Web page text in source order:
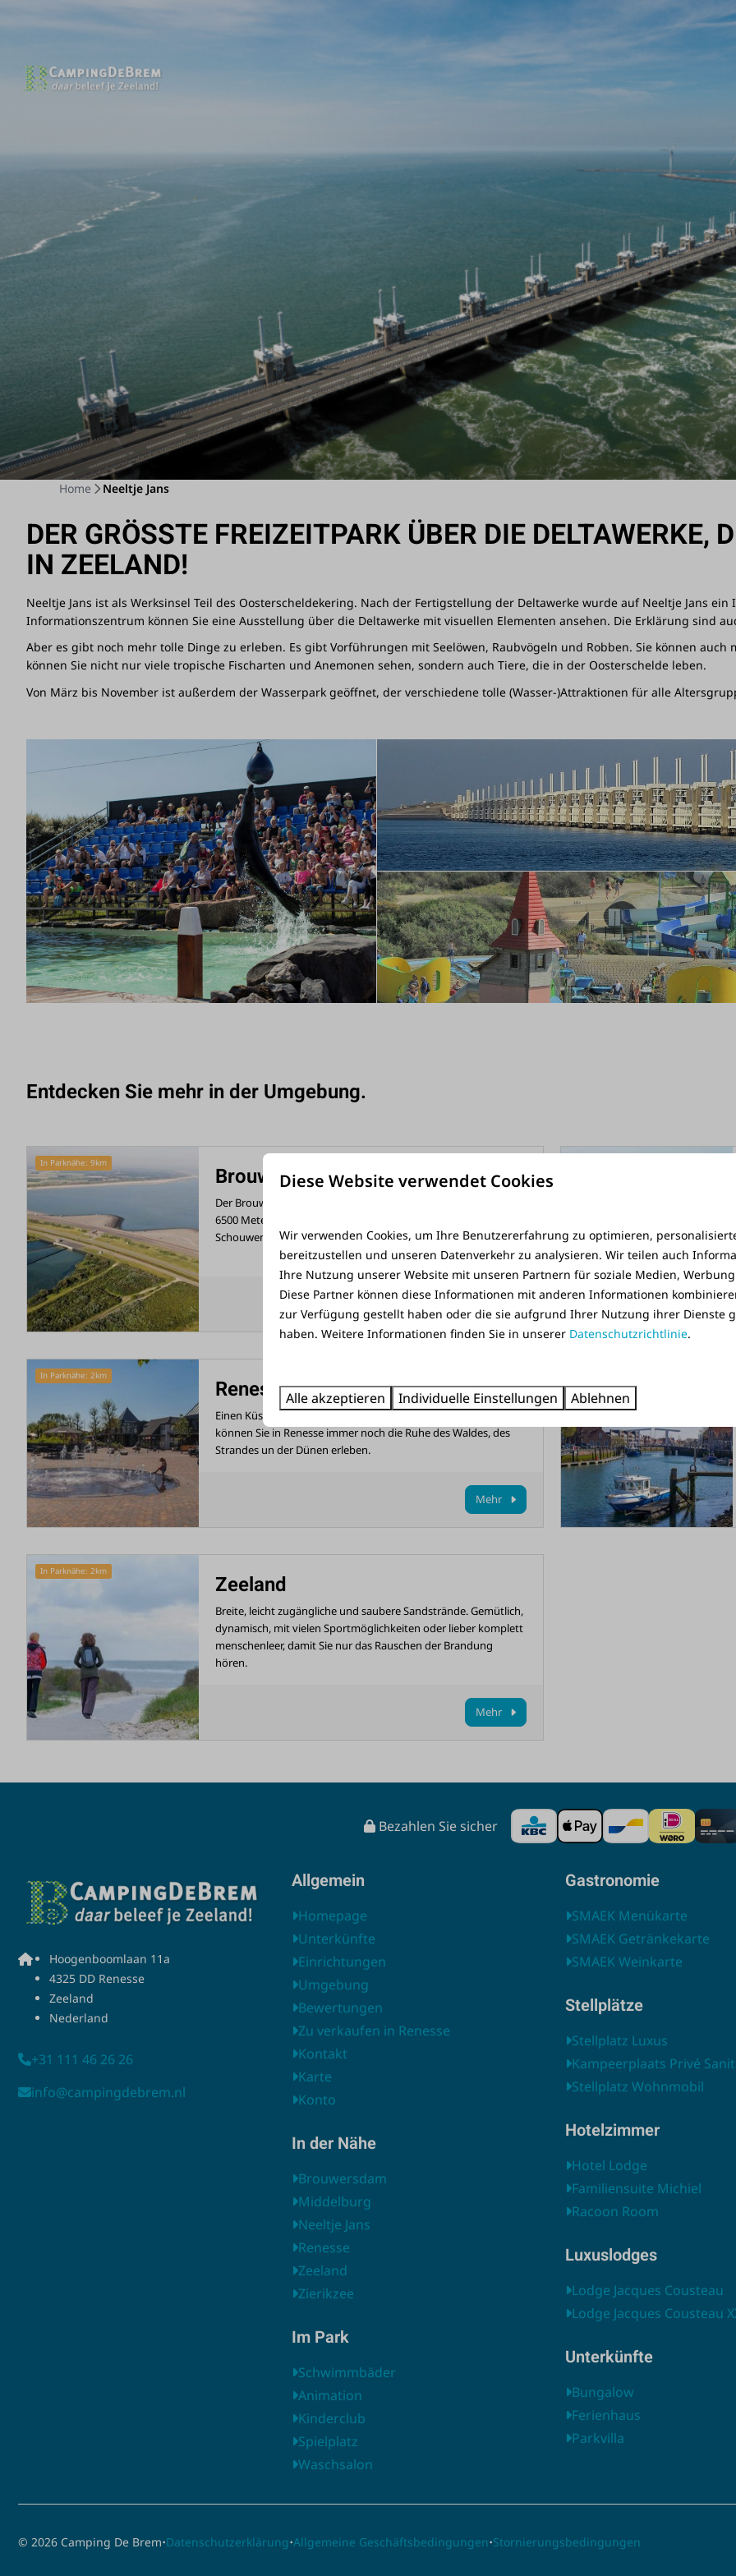
Home Neeltje Jans
DER GRÖSSTE FREIZEITPARK ÜBER DIE DELTAWERKE,
N ZEELAND!
Neeltje Jans ist als Werksinsel Teil des Oosterscheldekering. Nach der Fertigstellung der Deltawerke wurde auf Neeltje Jans
Informationszentrum können Sie eine Ausstellung über die Deltawerke mit visuellen Elementen ansehen. Die Erklärung sind
Aber es gibt noch mehr tolle Dinge zu erleben. Es gibt Vorführungen mit Seelöwen, Raubvögeln und Robben. Sie können
können Sie nicht nur viele tropische Fischarten und Anemonen sehen, sondern auch Tiere, die in der Oosterschelde leben.
Von März bis November ist außerdem der Wasserpark geöffnet, der verschiedene tolle (Wasser-)Attraktionen für alle
Entdecken Sie mehr in der Umgebung.
In Parknähe: 9km Brouwersdam
Der Brouwersdam ist das siebte Bauwerk der Deltawerke. Der
6500 Meter lange Damm ist die Verbindungsstraße zwischen
Schouwen-Duiveland und Goeree Overflakkee.
Mehr
In Parknähe: 2km Renesse
Einen Küstendorf, die im Sommer von Energie sprüht. Dennoch
können Sie in Renesse immer noch die Ruhe des Waldes, des
Strandes un der Dünen erleben.
Mehr
In Parknähe: 2km Zeeland
Breite, leicht zugängliche und saubere Sandstrände. Gemütlich,
dynamisch, mit vielen Sportmöglichkeiten oder lieber komplett
menschenleer, damit Sie nur das Rauschen der Brandung
hören.
Mehr
Bezahlen Sie sicher
Hoogenboomlaan 11a
4325 DD Renesse
Zeeland
Nederland
+31 111 46 26 26
info@campingdebrem.nl
Allgemein
Homepage
Unterkünfte
Einrichtungen
Umgebung
Bewertungen
Zu verkaufen in Renesse
Kontakt
Karte
Konto
In der Nähe
Brouwersdam
Middelburg
Neeltje Jans
Renesse
Zeeland
Zierikzee
Im Park
Schwimmbäder
Animation
Kinderclub
Spielplatz
Waschsalon
Gastronomie
SMAEK Menükarte
SMAEK Getränkekarte
SMAEK Weinkarte
Stellplätze
Stellplatz Luxus
Kampeerplaats Privé
Stellplatz Wohnmobil
Hotelzimmer
Hotel Lodge
Familiensuite Michiel
Racoon Room
Luxuslodges
Lodge Jacques Cousteau
Lodge Jacques Cousteau
Unterkünfte
Bungalow
Ferienhaus
Parkvilla
© 2026 Camping De Brem·Datenschutzerklärung·Allgemeine Geschäftsbedingungen·Stornierungsbedingungen
Diese Website verwendet Cookies
Wir verwenden Cookies, um Ihre Benutzererfahrung zu optimieren,
bereitzustellen und unseren Datenverkehr zu analysieren. Wir teilen auch
Ihre Nutzung unserer Website mit unseren Partnern für soziale Medien,
Diese Partner können diese Informationen mit anderen Informationen
zur Verfügung gestellt haben oder die sie aufgrund Ihrer Nutzung ihrer Dienste
haben. Weitere Informationen finden Sie in unserer Datenschutzrichtlinie.
Alle akzeptieren Individuelle Einstellungen Ablehnen